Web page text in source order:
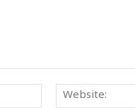
Email:*